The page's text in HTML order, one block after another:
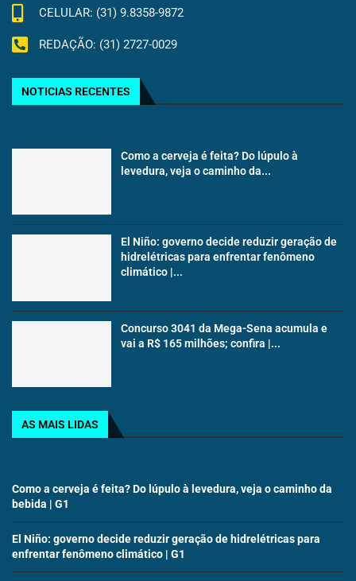
CELULAR: (31) 9.8358-9872
REDAÇÃO: (31) 2727-0029
NOTICIAS RECENTES
Como a cerveja é feita? Do lúpulo à
levedura, veja o caminho da...
El Niño: governo decide reduzir geração de
hidrelétricas para enfrentar fenômeno
climático |...
Concurso 3041 da Mega-Sena acumula e
vai a R$ 165 milhões; confira |...
AS MAIS LIDAS
Como a cerveja é feita? Do lúpulo à levedura, veja o caminho da
bebida | G1
El Niño: governo decide reduzir geração de hidrelétricas para
enfrentar fenômeno climático | G1